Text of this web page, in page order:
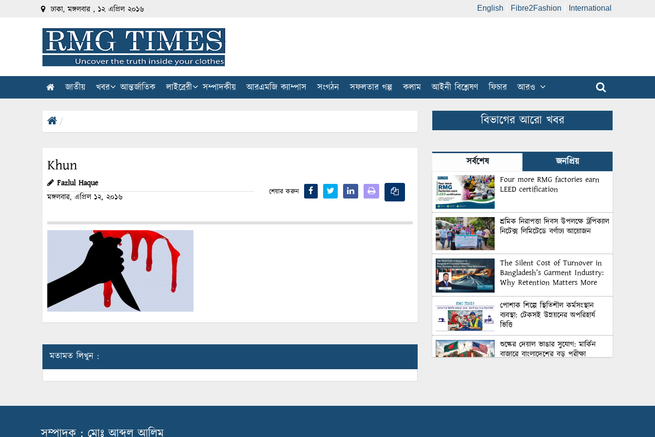
ঢাকা, মঙ্গলবার , ১২ এপ্রিল ২০১৬ English Fibre2Fashion International
জাতীয় খবর আন্তর্জাতিক লাইব্রেরী সম্পাদকীয় আরএমজি ক্যাম্পাস সংগঠন সফলতার গল্প কলাম আইনী বিশ্লেষণ ফিচার আরও
Khun
Fazlul Haque
মঙ্গলবার, এপ্রিল ১২, ২০১৬
শেয়ার করুন
মতামত লিখুন :
বিভাগের আরো খবর
সর্বশেষ জনপ্রিয়
Four more RMG factories earn
LEED certification
শ্রমিক নিরাপত্তা দিবস উপলক্ষে ট্রপিক্যাল
নিটেক্স লিমিটেডে বর্ণাঢ্য আয়োজন
The Silent Cost of Turnover in
Bangladesh’s Garment Industry:
Why Retention Matters More
পোশাক শিল্পে স্থিতিশীল কর্মসংস্থান
ব্যবস্থা: টেকসই উন্নয়নের অপরিহার্য
ভিত্তি
শুল্কের দেয়াল ভাঙার সুযোগ: মার্কিন
বাজারে বাংলাদেশের বড় পরীক্ষা
Workers–2026
সম্পাদক : মোঃ আব্দুল আলিম